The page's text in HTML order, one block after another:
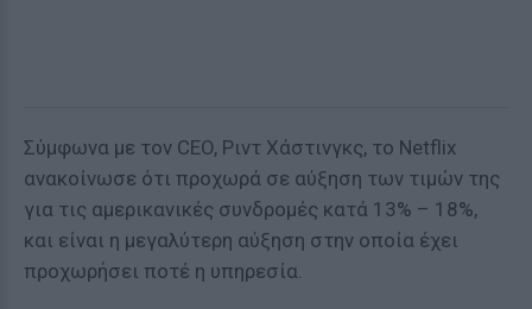
Σύμφωνα με τον CEO, Ριντ Χάστινγκς, το Netflix
ανακοίνωσε ότι προχωρά σε αύξηση των τιμών της
για τις αμερικανικές συνδρομές κατά 13% – 18%,
και είναι η μεγαλύτερη αύξηση στην οποία έχει
προχωρήσει ποτέ η υπηρεσία.